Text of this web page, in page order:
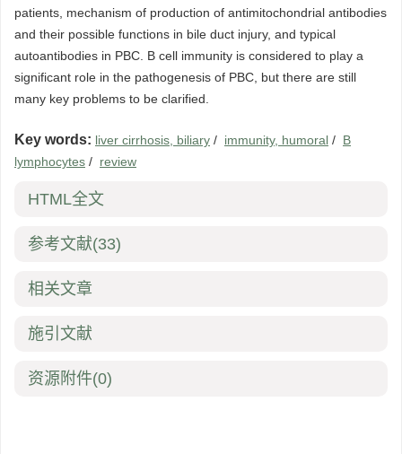
patients, mechanism of production of antimitochondrial antibodies
and their possible functions in bile duct injury, and typical
autoantibodies in PBC. B cell immunity is considered to play a
significant role in the pathogenesis of PBC, but there are still
many key problems to be clarified.
Key words: liver cirrhosis, biliary / immunity, humoral / B
lymphocytes / review
HTML全文
参考文献(33)
相关文章
施引文献
资源附件(0)